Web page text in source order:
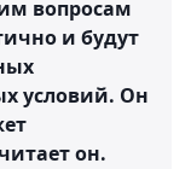
вопросам
и будут
условий. Он
он.